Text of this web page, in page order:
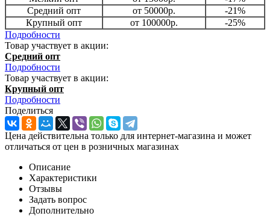
Средний опт
от 50000р.
-21%
Крупный опт
от 100000р.
-25%
Подробности
Товар участвует в акции:
Средний опт
Подробности
Товар участвует в акции:
Крупный опт
Подробности
Поделиться
Цена действительна только для интернет-магазина и может
отличаться от цен в розничных магазинах
Описание
Характеристики
Отзывы
Задать вопрос
Дополнительно